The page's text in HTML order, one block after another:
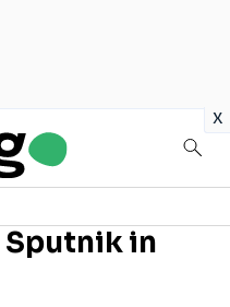
x
Sputnik in